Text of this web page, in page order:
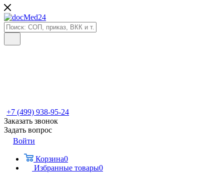
+7 (499) 938-95-24
Заказать звонок
Задать вопрос
Войти
Корзина0
Избранные товары0